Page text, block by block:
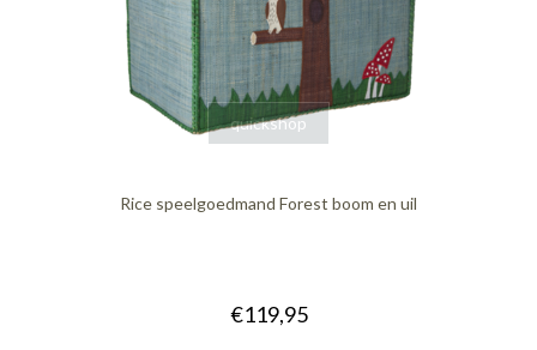
quickshop
Rice speelgoedmand Forest boom en uil
€119,95